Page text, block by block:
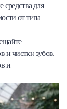
средства для
от типа
и чистки зубов.
и